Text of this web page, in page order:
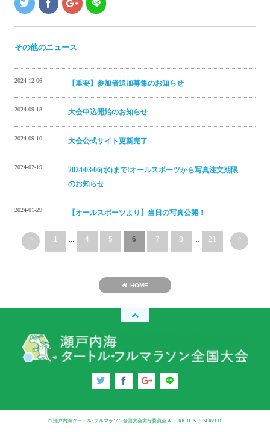
その他のニュース
2024-12-06 【重要】参加者追加募集のお知らせ
2024-09-18 大会申込開始のお知らせ
2024-09-10 大会公式サイト更新完了
2024-02-19
2024/03/06(水)まで!オールスポーツから写真注文期限
のお知らせ
2024-01-29 【オールスポーツより】当日の写真公開！
< 1 ... 4 5 6 7 8 ... 21 >
HOME
© 瀬戸内海タートル･フルマラソン全国大会実行委員会 ALL RIGHTS RESERVED.